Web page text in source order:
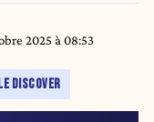
2025 à 08:53
DISCOVER